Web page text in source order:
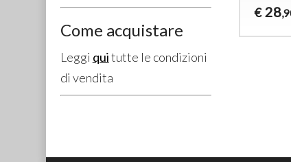
€ 28
Come acquistare
Leggi quitutte le condizioni
di vendita